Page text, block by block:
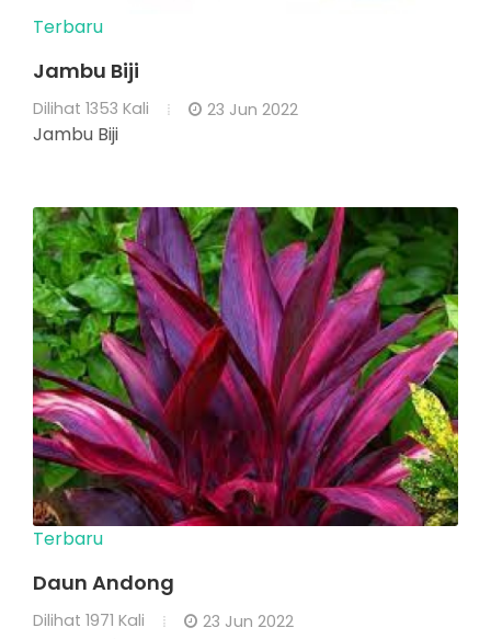
Terbaru
Jambu Biji
Dilihat 1353 Kali 23 Jun 2022
Jambu Biji
Terbaru
Daun Andong
Dilihat 1971 Kali 23 Jun 2022